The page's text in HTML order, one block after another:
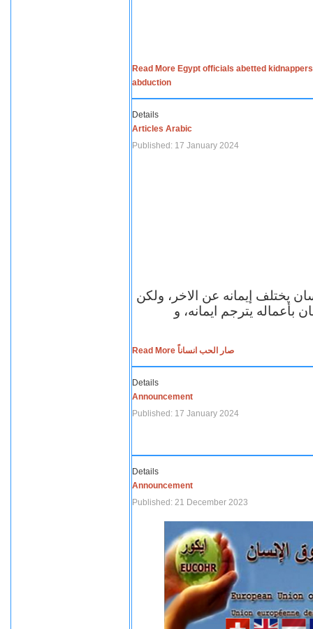
Read More Egypt officials abetted
abduction
Details
Articles Arabic
Published: 17 January 2024
يختلف إيمانه عن الاخر، ولكن
بأعماله يترجم ايمانه، و
Read More صار الحب انساناً
Details
Announcement
Published: 17 January 2024
Details
Announcement
Published: 21 December 2023